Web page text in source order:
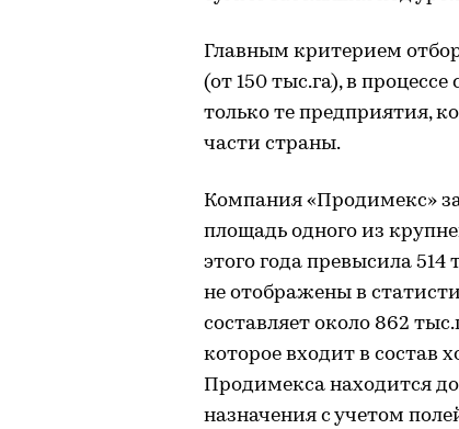
Главным критерием
(от 150 тыс.га), в
только те предприятия,
части страны.
Компания «Продимекс»
площадь одного из
этого года превысила
не отображены в
составляет около 862
которое входит в состав
Продимекса находится до
назначения с учетом